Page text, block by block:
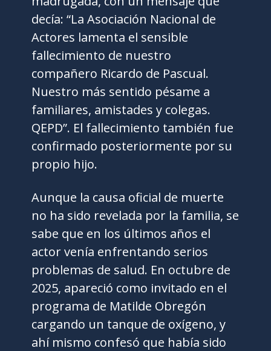
decía: “La Asociación Nacional de
Actores lamenta el sensible
fallecimiento de nuestro
compañero Ricardo de Pascual.
Nuestro más sentido pésame a
familiares, amistades y colegas.
QEPD”. El fallecimiento también fue
confirmado posteriormente por su
propio hijo.
Aunque la causa oficial de muerte
no ha sido revelada por la familia, se
sabe que en los últimos años el
actor venía enfrentando serios
problemas de salud. En octubre de
2025, apareció como invitado en el
programa de Matilde Obregón
cargando un tanque de oxígeno, y
ahí mismo confesó que había sido